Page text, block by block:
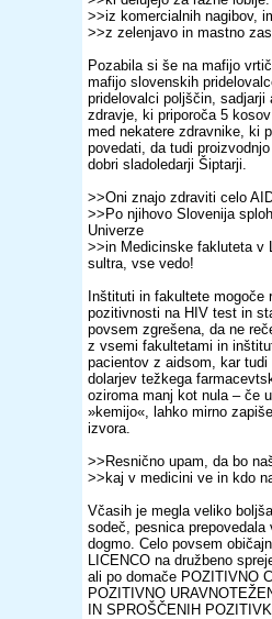
>>iz komercialnih nagibov,
>>z zelenjavo in mastno
Pozabila si še na mafijo
mafijo slovenskih
pridelovalci poljščin,
zdravje, ki priporoča 5
med nekatere zdravnike, ki
povedati, da tudi
dobri sladoledarji Šiptarji.
>>Oni znajo zdraviti celo
>>Po njihovo Slovenija
Univerze
>>in Medicinske fakluteta v
sultra, vse vedo!
Inštituti in fakultete
pozitivnosti na HIV test in
povsem zgrešena, da ne
z vsemi fakultetami in
pacientov z aidsom, kar
dolarjev težkega
oziroma manj kot nula – če
»kemijo«, lahko mirno
izvora.
>>Resnično upam, da bo
>>kaj v medicini ve in kdo
Včasih je megla veliko
sodeč, pesnica
dogmo. Celo povsem
LICENCO na družbeno
ali po domače POZITIVNO
POZITIVNO
IN SPROŠČENIH